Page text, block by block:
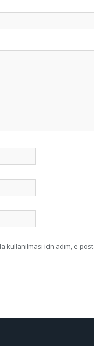
kullanılması için adım, e-